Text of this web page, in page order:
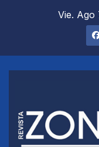
Vie. Ago